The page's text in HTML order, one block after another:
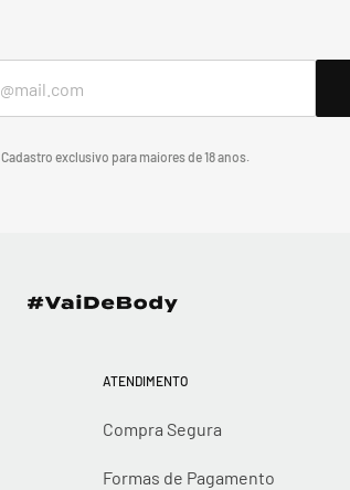
Cadastro exclusivo para maiores de 18 anos.
ATENDIMENTO
Compra Segura
Formas de Pagamento